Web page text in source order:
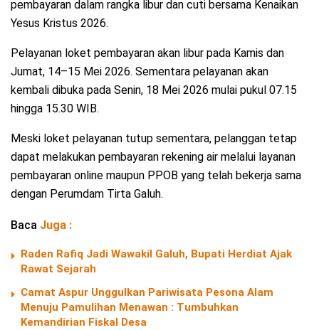
pembayaran dalam rangka libur dan cuti bersama Kenaikan
Yesus Kristus 2026.
Pelayanan loket pembayaran akan libur pada Kamis dan
Jumat, 14–15 Mei 2026. Sementara pelayanan akan
kembali dibuka pada Senin, 18 Mei 2026 mulai pukul 07.15
hingga 15.30 WIB.
Meski loket pelayanan tutup sementara, pelanggan tetap
dapat melakukan pembayaran rekening air melalui layanan
pembayaran online maupun PPOB yang telah bekerja sama
dengan Perumdam Tirta Galuh.
Baca Juga :
Raden Rafiq Jadi Wawakil Galuh, Bupati Herdiat Ajak
Rawat Sejarah
Camat Aspur Unggulkan Pariwisata Pesona Alam
Menuju Pamulihan Menawan : Tumbuhkan
Kemandirian Fiskal Desa